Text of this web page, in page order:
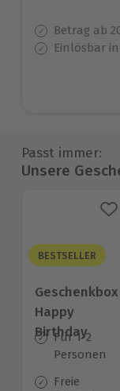
Betrag ab
Einlösbar
Passt immer:
Unsere
BESTSELLER
Geschenkbox
Happy
Birthday
Für 1-2
Personen
Freie